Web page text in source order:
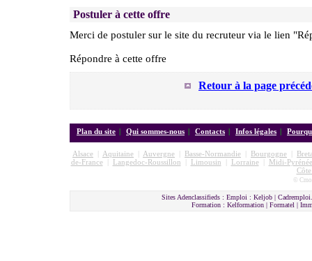
Postuler à cette offre
Merci de postuler sur le site du recruteur via le lien
Répondre à cette offre
Retour à la page
Plan du site | Qui sommes-nous | Contacts | Infos légales |
Alsace Aquitaine Auvergne Basse-Normandie Bourgogne
de-France| Langedoc-Roussillon Limousin Lorraine|
Midi-
©
Sites Adenclassifieds : Emploi : Keljob |
Formation : Kelformation | Formatel |